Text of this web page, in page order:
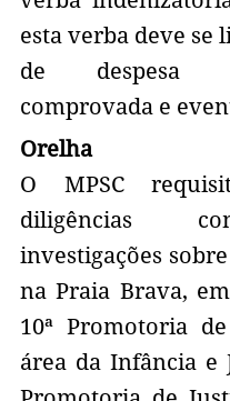
esta verba deve se
de despesa
comprovada e
Orelha
O MPSC
diligências
investigações
na Praia Brava,
10ª Promotoria
área da Infância e